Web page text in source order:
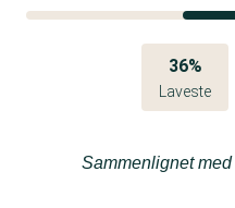
36%
Laveste
Sammenlignet med